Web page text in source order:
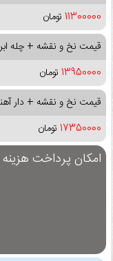
11300000 تومان
قیمت نخ و نقشه + چله
13950000 تومان
قیمت نخ و نقشه + دار
17350000 تومان
امکان پرداخت